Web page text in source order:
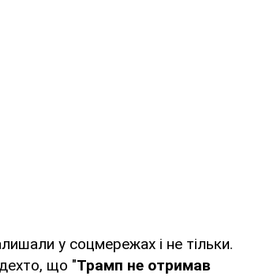
у соцмережах і не тільки.
що "Трамп не отримав